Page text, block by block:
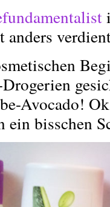
anders
Avocado!
ein bisschen